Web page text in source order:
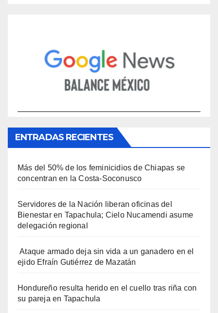
ENTRADAS RECIENTES
Más del 50% de los feminicidios de Chiapas se
concentran en la Costa-Soconusco
Servidores de la Nación liberan oficinas del
Bienestar en Tapachula; Cielo Nucamendi asume
delegación regional
Ataque armado deja sin vida a un ganadero en el
ejido Efraín Gutiérrez de Mazatán
Hondureño resulta herido en el cuello tras riña con
su pareja en Tapachula